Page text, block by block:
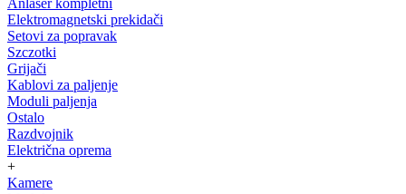
Anlaser kompletni
Elektromagnetski prekidači
Setovi za popravak
Szczotki
Grijači
Kablovi za paljenje
Moduli paljenja
Ostalo
Razdvojnik
Električna oprema
+
Kamere